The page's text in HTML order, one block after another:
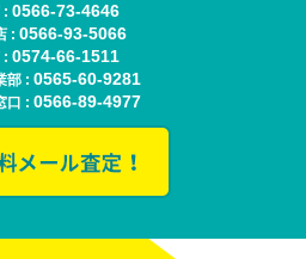
: 0566-73-4646
: 0566-93-5066
: 0574-66-1511
部 : 0565-60-9281
口 : 0566-89-4977